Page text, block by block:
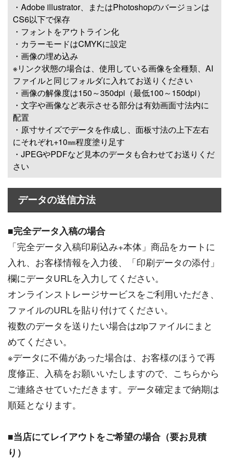
・Adobe illustrator、またはPhotoshopのバージョンは
CS6以下で保存
・フォントをアウトライン化
・カラーモードはCMYKに設定
・画像の埋め込み
※リンク状態の場合は、使用している画像を全種類、AI
ファイルと同じフォルダに入れてお送りください
・画像の解像度は150～350dpi（最低100～150dpi）
・文字や画像など表示させる部分は有効画面寸法内に
配置
・原寸サイズでデータを作成し、面板寸法の上下左右
にそれぞれ+10㎜程度塗り足す
・JPEGやPDFなど見本のデータも合わせてお送りくだ
さい
データの送信方法
■完全データ入稿の場合
「完全データ入稿印刷込み+本体」商品をカートに
入れ、お客様情報を入力後、「印刷データの添付」
欄にデータURLを入力してください。
オンラインストレージサービスをご利用いただき、
ファイルのURLを貼り付けてください。
複数のデータを送りたい場合はzipファイルにまと
めてください。
※データに不備があった場合は、お客様のほうで再
度修正、入稿をお願いいたしますので、こちらから
ご連絡させていただきます。データ確定まで納期は
順延となります。
■当店にてレイアウトをご希望の場合（要お見積
り）